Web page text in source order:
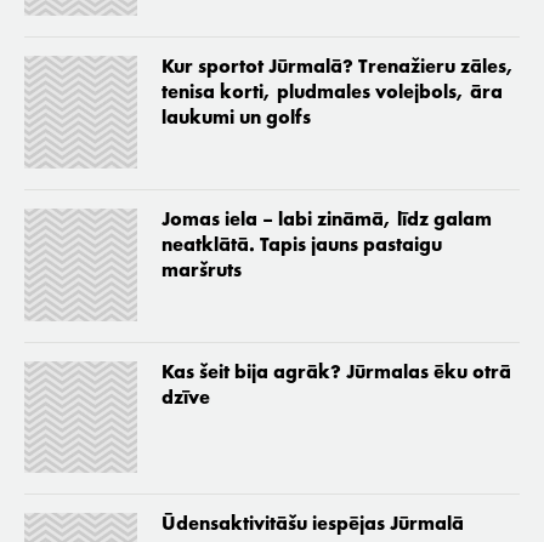
Kur sportot Jūrmalā? Trenažieru zāles,
tenisa korti, pludmales volejbols, āra
laukumi un golfs
Jomas iela – labi zināmā, līdz galam
neatklātā. Tapis jauns pastaigu
maršruts
Kas šeit bija agrāk? Jūrmalas ēku otrā
dzīve
Ūdensaktivitāšu iespējas Jūrmalā